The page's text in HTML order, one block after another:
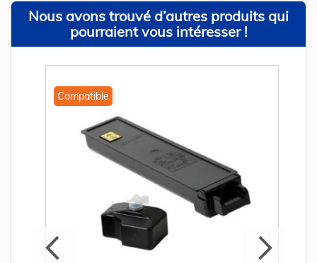
Nous avons trouvé d’autres produits qui
pourraient vous intéresser !
Compatible